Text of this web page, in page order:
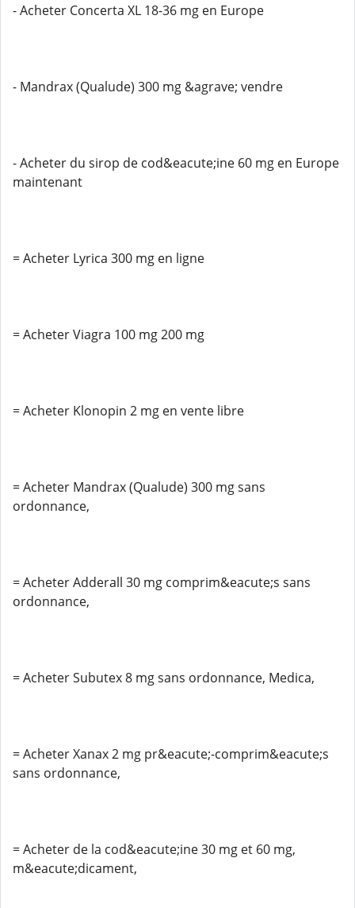
- Acheter Concerta XL 18-36 mg en Europe
- Mandrax (Qualude) 300 mg &agrave; vendre
- Acheter du sirop de cod&eacute;ine 60 mg en Europe
maintenant
= Acheter Lyrica 300 mg en ligne
= Acheter Viagra 100 mg 200 mg
= Acheter Klonopin 2 mg en vente libre
= Acheter Mandrax (Qualude) 300 mg sans
ordonnance,
= Acheter Adderall 30 mg comprim&eacute;s sans
ordonnance,
= Acheter Subutex 8 mg sans ordonnance, Medica,
= Acheter Xanax 2 mg pr&eacute;-comprim&eacute;s
sans ordonnance,
= Acheter de la cod&eacute;ine 30 mg et 60 mg,
m&eacute;dicament,